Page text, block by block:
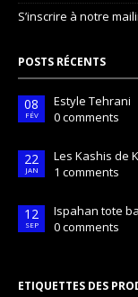
S’inscrire à notre
POSTS RÉCENTS
08
FÉV
Estyle Tehrani
0 comments
22
JAN
Les Kashis de
1 comments
12
SEP
Ispahan tote
0 comments
ETIQUETTES DES